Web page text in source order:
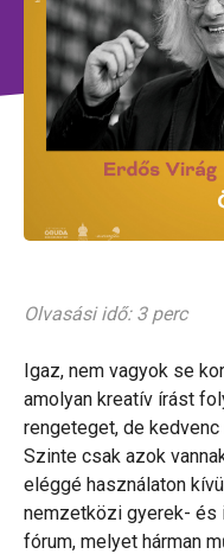
Olvasási idő: 3 perc
Igaz, nem vagyok se
amolyan kreatív írást
rengeteget, de
Szinte csak azok
eléggé használaton
nemzetközi gyerek- és
fórum, melyet hárman